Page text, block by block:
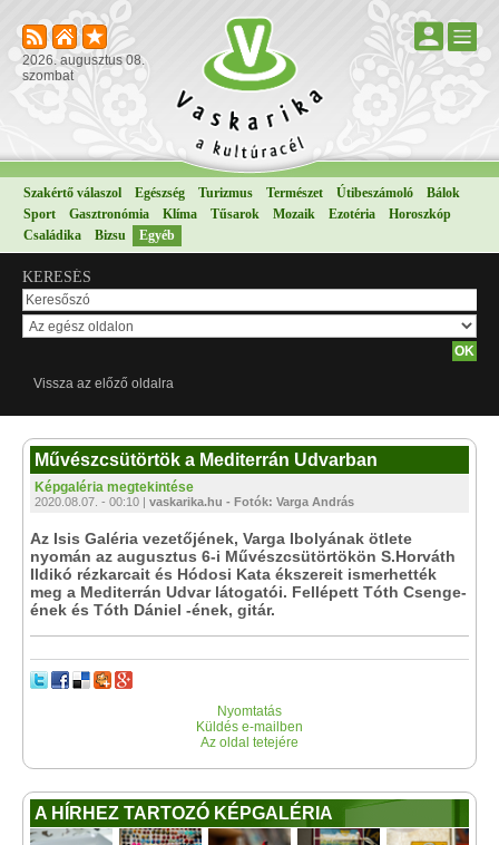
2026. augusztus 08.
szombat
Szakértő válaszol Egészség Turizmus Természet Útibeszámoló
Bálok
Sport
Gasztronómia Klíma Tűsarok Mozaik Ezotéria
Horoszkóp
Családika
Bizsu Egyéb
KERESÉS
Vissza az előző oldalra
Művészcsütörtök a Mediterrán Udvarban
Képgaléria megtekintése
2020.08.07. - 00:10 | vaskarika.hu - Fotók: Varga András
Az Isis Galéria vezetőjének, Varga Ibolyának ötlete
nyomán az augusztus 6-i Művészcsütörtökön S.Horváth
Ildikó rézkarcait és Hódosi Kata ékszereit ismerhették
meg a Mediterrán Udvar látogatói. Fellépett Tóth Csenge-
ének és Tóth Dániel -ének, gitár.
Nyomtatás
Küldés e-mailben
Az oldal tetejére
A HÍRHEZ TARTOZÓ KÉPGALÉRIA